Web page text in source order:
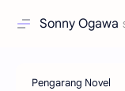
Sonny Ogawa